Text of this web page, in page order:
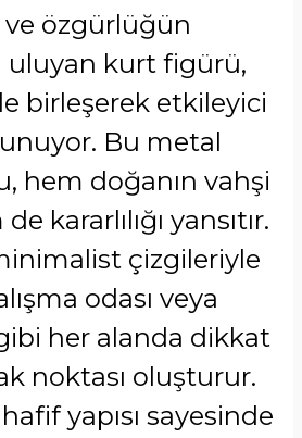
ve özgürlüğün
uluyan kurt figürü,
birleşerek etkileyici
Bu metal
hem doğanın vahşi
kararlılığı yansıtır.
çizgileriyle
odası veya
her alanda dikkat
noktası oluşturur.
yapısı sayesinde